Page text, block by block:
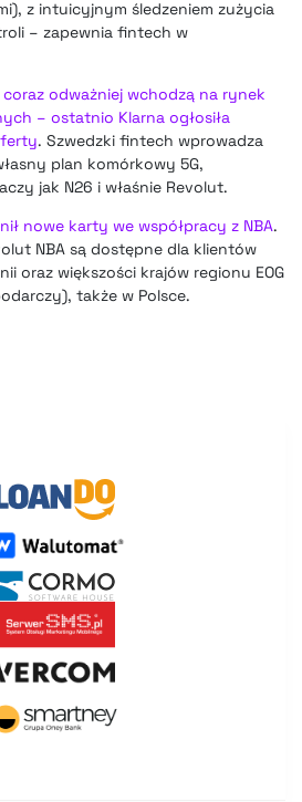
z intuicyjnym śledzeniem zużycia
– zapewnia fintech w
odważniej wchodzą na rynek
– ostatnio Klarna ogłosiła
. Szwedzki fintech wprowadza
plan komórkowy 5G,
jak N26 i właśnie Revolut.
nowe karty we współpracy z NBA.
NBA są dostępne dla klientów
oraz większości krajów regionu EOG
także w Polsce.